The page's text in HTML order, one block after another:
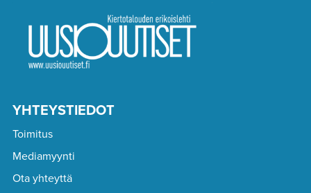
YHTEYSTIEDOT
Toimitus
Mediamyynti
Ota yhteyttä